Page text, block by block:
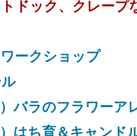
ドック、クレープ
ークショップ
）バラのフラワーア
）はち育＆キャンド